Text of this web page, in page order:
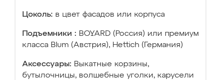
Цоколь: в цвет фасадов или корпуса
Подъемники : BOYARD (Россия) или премиум
класса Blum (Австрия), Hettich (Германия)
Аксессуары: Выкатные корзины,
бутылочницы, волшебные уголки, карусели